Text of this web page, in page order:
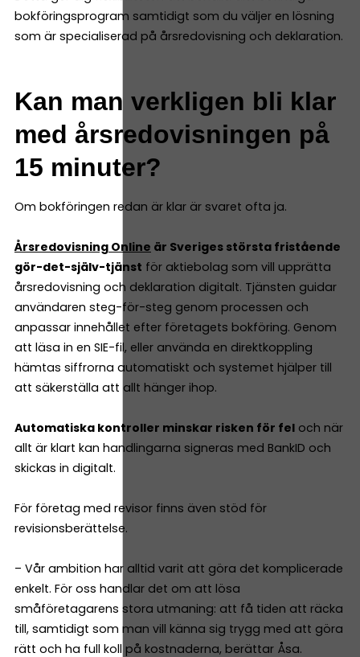
bokföringsprogram samtidigt som du väljer en lösning
som är specialiserad på årsredovisning och deklaration.
Kan man verkligen bli klar
med årsredovisningen på
15 minuter?
Om bokföringen redan är klar är svaret ofta ja.
Årsredovisning Online är Sveriges största fristående
gör-det-själv-tjänst för aktiebolag som vill upprätta
årsredovisning och deklaration digitalt. Tjänsten guidar
användaren steg-för-steg genom processen och
anpassar innehållet efter företagets bokföring. Genom
att läsa in en SIE-fil, eller använda en direktkoppling
hämtas siffrorna automatiskt och systemet hjälper till
att säkerställa att allt hänger ihop.
Automatiska kontroller minskar risken för fel och när
allt är klart kan handlingarna signeras med BankID och
skickas in digitalt.
För företag med revisor finns även stöd för
revisionsberättelse.
– Vår ambition har alltid varit att göra det komplicerade
enkelt. För oss handlar det om att lösa
småföretagarens stora utmaning: att få tiden att räcka
till, samtidigt som man vill känna sig trygg med att göra
rätt och ha full koll på kostnaderna, berättar Åsa.